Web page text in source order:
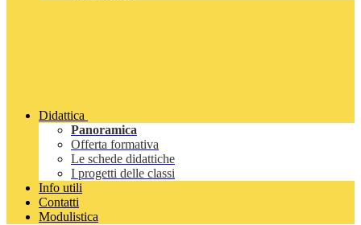
Didattica
Panoramica
Offerta formativa
Le schede didattiche
I progetti delle classi
Info utili
Contatti
Modulistica